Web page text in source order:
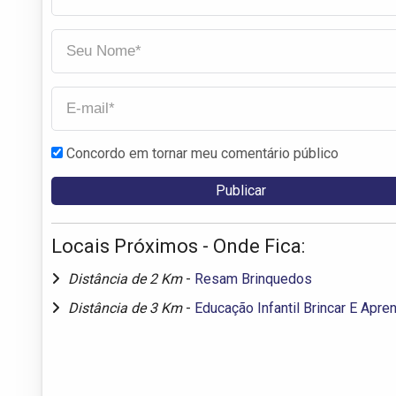
Concordo em tornar meu comentário público
Locais Próximos - Onde Fica:
Distância de 2 Km - Resam Brinquedos
Distância de 3 Km - Educação Infantil Brincar E